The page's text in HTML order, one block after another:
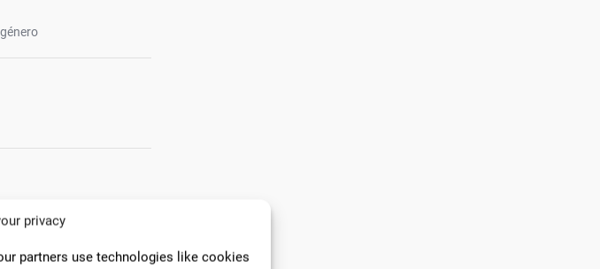
privacy
partners use technologies like cookies
Tarjetas de crédito